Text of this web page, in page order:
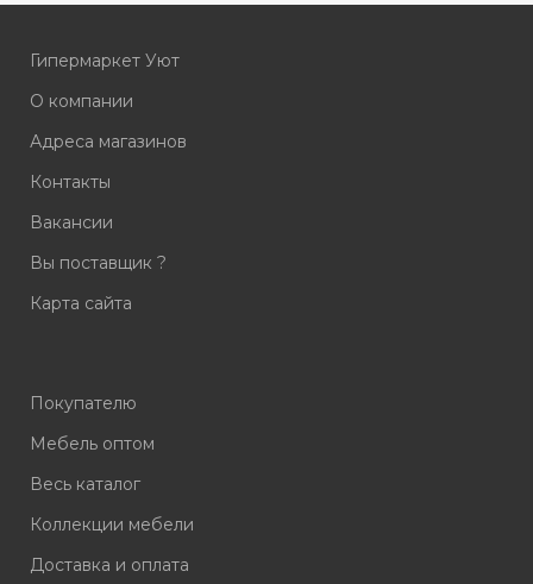
Гипермаркет Уют
О компании
Адреса магазинов
Контакты
Вакансии
Вы поставщик ?
Карта сайта
Покупателю
Мебель оптом
Весь каталог
Коллекции мебели
Доставка и оплата